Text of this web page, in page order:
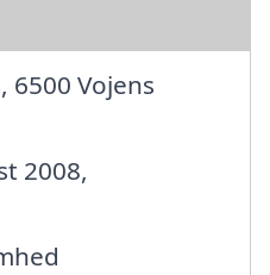
6500 Vojens
2008,